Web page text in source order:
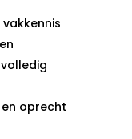
en oprecht